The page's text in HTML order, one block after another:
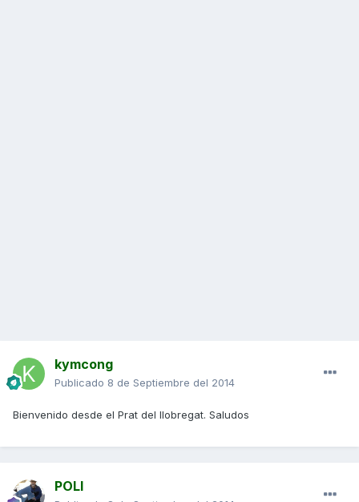
kymcong
Publicado 8 de Septiembre del 2014
Bienvenido desde el Prat del llobregat. Saludos
POLI